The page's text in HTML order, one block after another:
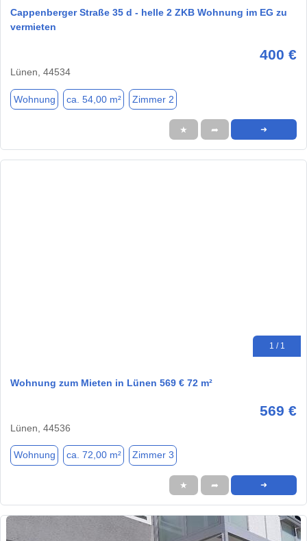
Cappenberger Straße 35 d - helle 2 ZKB Wohnung im EG zu
vermieten
400 €
Lünen, 44534
Wohnung ca. 54,00 m² Zimmer 2
★ ➦ ➜
1 / 1
Wohnung zum Mieten in Lünen 569 € 72 m²
569 €
Lünen, 44536
Wohnung ca. 72,00 m² Zimmer 3
★ ➦ ➜